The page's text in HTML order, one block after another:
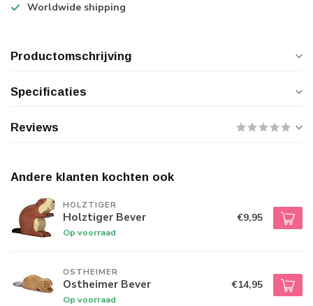
Worldwide shipping
Productomschrijving
Specificaties
Reviews
Andere klanten kochten ook
HOLZTIGER
Holztiger Bever
Op voorraad
€9,95
OSTHEIMER
Ostheimer Bever
Op voorraad
€14,95